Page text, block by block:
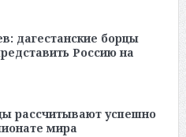
дагестанские борцы
Россию на
рассчитывают успешно
мира